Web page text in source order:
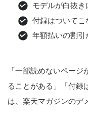
モデルが白抜
付録はついてこ
年額払いの割引
「一部読めないペー
ることがある」「付録
は、楽天マガジンのデ